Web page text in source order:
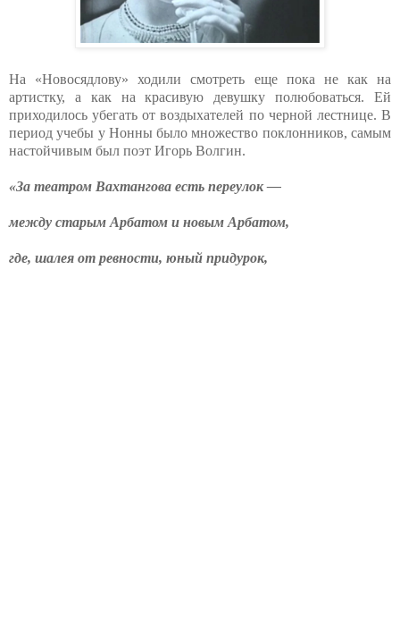
На «Новосядлову» ходили смотреть еще пока не как на
артистку, а как на красивую девушку полюбоваться. Ей
приходилось убегать от воздыхателей по черной лестнице. В
период учебы у Нонны было множество поклонников, самым
настойчивым был поэт Игорь Волгин.
«За театром Вахтангова есть переулок —
между старым Арбатом и новым Арбатом,
где, шалея от ревности, юный придурок,